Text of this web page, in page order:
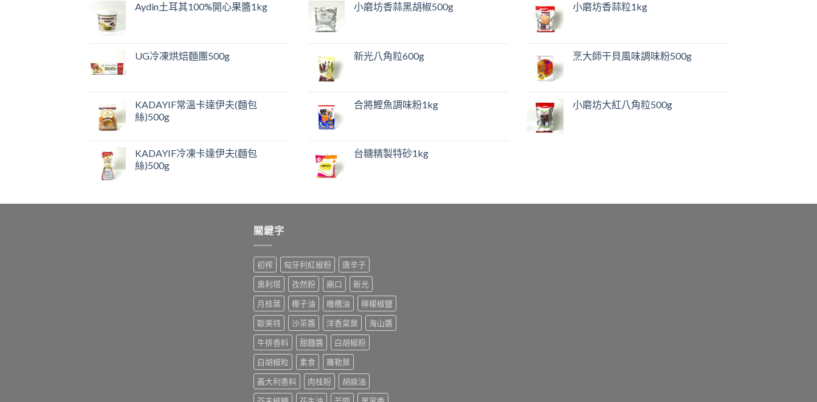
Aydin土耳其100%開心果醬1kg
UG冷凍烘焙麵團500g
KADAYIF常溫卡達伊夫(麵包
絲)500g
KADAYIF冷凍卡達伊夫(麵包
絲)500g
小磨坊香蒜黑胡椒500g
新光八角粒600g
合將鰹魚調味粉1kg
台糖精製特砂1kg
小磨坊香蒜粒1kg
烹大師干貝風味調味粉500g
小磨坊大紅八角粒500g
關鍵字
初榨 匈牙利紅椒粉
唐辛子
奧利塔
孜然粉 廟口
新光
月桂葉
椰子油 橄欖油
檸檬椒鹽
歐美特
沙茶醬 洋香菜葉
海山醬
牛排香料
甜麵醬
白胡椒粉
白胡椒粒
素食
羅勒葉
義大利香料
肉桂粉
胡麻油